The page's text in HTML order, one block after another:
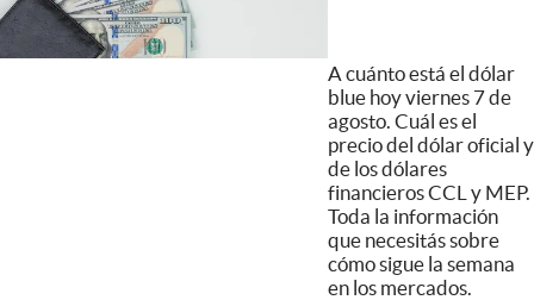
A cuánto está el dólar
blue hoy viernes 7 de
agosto. Cuál es el
precio del dólar oficial y
de los dólares
financieros CCL y MEP.
Toda la información
que necesitás sobre
cómo sigue la semana
en los mercados.